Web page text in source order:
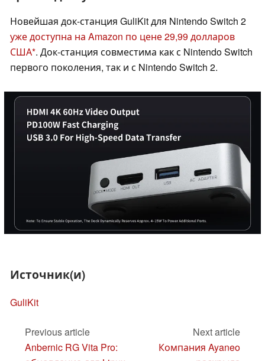
Новейшая док-станция GuliKit для Nintendo Switch 2
уже доступна на Amazon по цене 29,99 долларов
США . Док-станция совместима как с Nintendo Switch
первого поколения, так и с Nintendo Switch 2.
Источник(и)
GuliKit
Previous article
Anbernic RG Vita Pro:
Next article
Компания Ayaneo